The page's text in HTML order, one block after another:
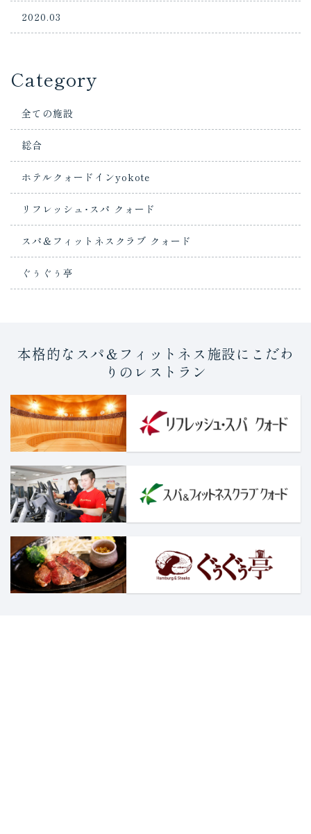
2020.03
Category
全ての施設
総合
ホテルクォードインyokote
リフレッシュ･スパ クォード
スパ＆フィットネスクラブ クォード
ぐぅぐぅ亭
本格的なスパ＆フィットネス施設にこだわ
りのレストラン